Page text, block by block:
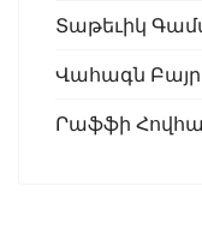
Տաթեւիկ
Վահագն
Րաֆֆի